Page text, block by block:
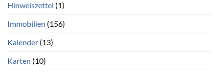
Hinweiszettel (1)
Immobilien (156)
Kalender (13)
Karten (10)